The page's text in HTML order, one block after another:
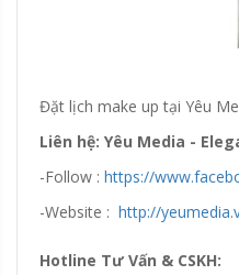
Đặt lịch make up tại Yêu
Liên hệ: Yêu Media -
-Follow : https://
-Website : http://
Hotline Tư Vấn & CSKH: